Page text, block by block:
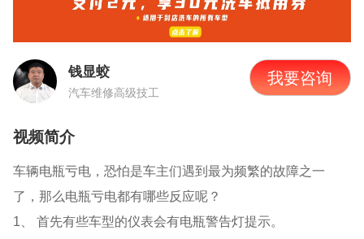
钱显蛟
汽车维修高级技工
我要咨询
视频简介
车辆电瓶亏电，恐怕是车主们遇到最为频繁的故障之一
了，那么电瓶亏电都有哪些反应呢？
1、
首先有些车型的仪表会有电瓶警告灯提示。